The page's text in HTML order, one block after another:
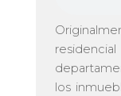
los